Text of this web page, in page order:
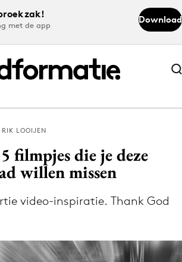
met de app
Download
Abonneer nu
Abonneer nu
nieuws via de Adformatie
RIK LOOIJEN
filmpjes die je deze
willen missen
video-inspiratie. Thank God